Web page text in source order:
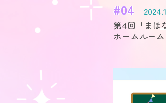
#04
第4回「まほ
ホームルーム